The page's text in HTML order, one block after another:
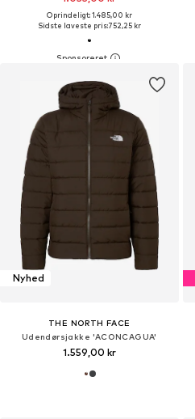
Oprindeligt: 1.485,00 kr
Sidste laveste pris:752,25 kr
Nyhed
THE NORTH FACE
Udendørsjakke 'ACONCAGUA'
1.559,00 kr